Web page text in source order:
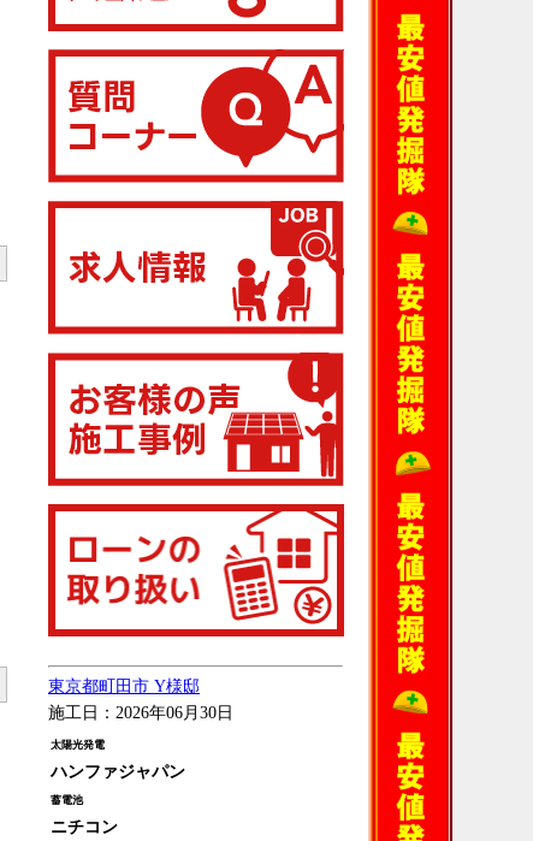
東京都町田市 Y様邸
施工日：2026年06月30日
太陽光発電
ハンファジャパン
蓄電池
ニチコン